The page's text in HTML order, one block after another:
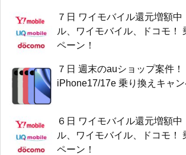
７日 ワイモバイル還元増額中
ル、ワイモバイル、ドコモ！
ペーン！
７日 週末のauショップ案件！
iPhone17/17e 乗り換えキャ
６日 ワイモバイル還元増額中
ル、ワイモバイル、ドコモ！
ペーン！